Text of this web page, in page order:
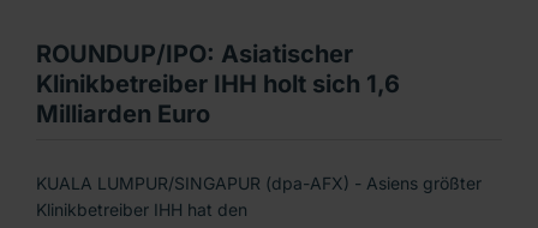
ROUNDUP/IPO: Asiatischer
Klinikbetreiber IHH holt sich 1,6
Milliarden Euro
KUALA LUMPUR/SINGAPUR (dpa-AFX) - Asiens größter
Klinikbetreiber IHH hat den